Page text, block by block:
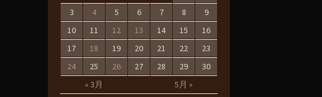
« 3月 5月 »
3
4 5 6 7 8
9
10
11 12 13 14 15
16
17
18 19 20 21 22
23
24
25 26 27 28 29 30